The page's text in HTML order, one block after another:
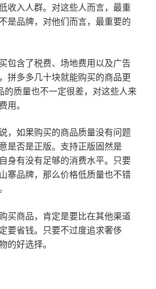
收入人群。对这些人而言，最重
是品牌，对他们而言，最重要的
包含了税费、场地费用以及广告
拼多多几十块就能购买的商品更
的质量也不一定很差，对这些人来
用。
，如果购买的商品质量没有问题
是否是正版。支持正版固然是
身有没有足够的消费水平。只要
寨品牌，那么价格低质量也不错
买商品，肯定是要比在其他渠道
要省钱。只要不过度追求奢侈
的好选择。